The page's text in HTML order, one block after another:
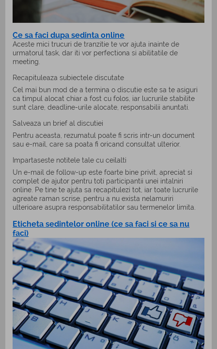
Ce sa faci dupa sedinta online
Aceste mici trucuri de tranzitie te vor ajuta inainte de
urmatorul task, dar iti vor perfectiona si abilitatile de
meeting.
Recapituleaza subiectele discutate
Cel mai bun mod de a termina o discutie este sa te asiguri
ca timpul alocat chiar a fost cu folos, iar lucrurile stabilite
sunt clare, deadline-urile alocate, responsabilii anuntati.
Salveaza un brief al discutiei
Pentru aceasta, rezumatul poate fi scris intr-un document
sau e-mail, care sa poata fi oricand consultat ulterior.
Impartaseste notitele tale cu ceilalti
Un e-mail de follow-up este foarte bine privit, apreciat si
complet de ajutor pentru toti participantii unei intalniri
online. Pe tine te ajuta sa recapitulezi tot, iar toate lucrurile
agreate raman scrise, pentru a nu exista nelamuriri
ulterioare asupra responsabilitatilor sau termenelor limita.
Eticheta sedintelor online (ce sa faci si ce sa nu
faci)